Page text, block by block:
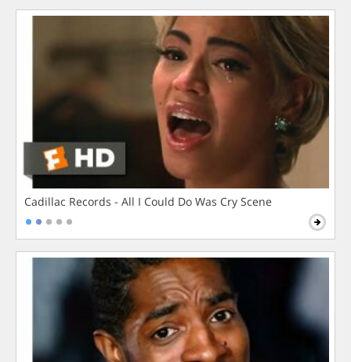
Cadillac Records - All I Could Do Was Cry Scene